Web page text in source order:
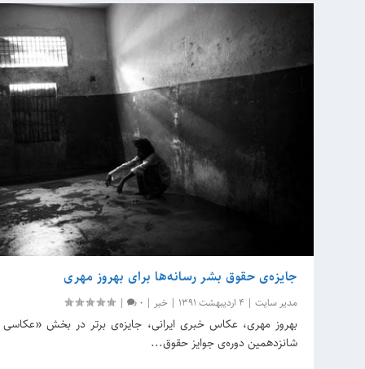
جایزه‌ی حقوق بشر رسانه‌ها برای بهروز مهری
مدیر سایت | 4 اردیبهشت 1391 | خبر |
0
|
بهروز مهری، عکاس خبری ایرانی، جایزه‌ی برتر در بخش «عکاسی
شانزدهمین دوره‌ی جوایز حقوق...